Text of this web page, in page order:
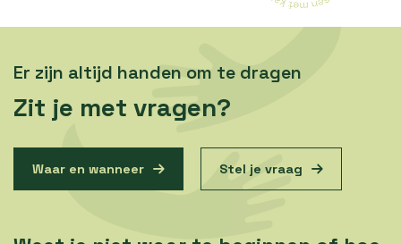
Er zijn altijd handen om te dragen
Zit je met vragen?
Waar en wanneer Stel je vraag